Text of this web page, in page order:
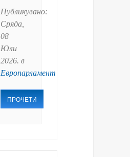
Публикувано:
Сряда,
08
Юли
2026. в
Европарламент
ПРОЧЕТИ